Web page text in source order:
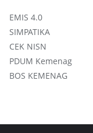
EMIS 4.0
SIMPATIKA
CEK NISN
PDUM Kemenag
BOS KEMENAG